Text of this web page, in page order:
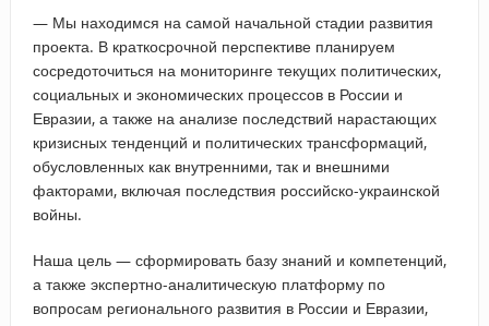
— Мы находимся на самой начальной стадии развития
проекта. В краткосрочной перспективе планируем
сосредоточиться на мониторинге текущих политических,
социальных и экономических процессов в России и
Евразии, а также на анализе последствий нарастающих
кризисных тенденций и политических трансформаций,
обусловленных как внутренними, так и внешними
факторами, включая последствия российско-украинской
войны.
Наша цель — сформировать базу знаний и компетенций,
а также экспертно-аналитическую платформу по
вопросам регионального развития в России и Евразии,